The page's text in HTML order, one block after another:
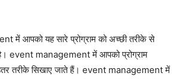
में आपको यह सारे प्रोग्राम को अच्छी तरीके से
है। event management में आपको प्रोग्राम
तरीके सिखाए जाते हैं। event management में